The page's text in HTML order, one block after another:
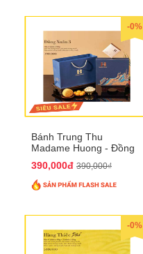
-0%
Bánh Trung Thu
Madame Huong - Đồng
390,000đ 390,000₫
-0%